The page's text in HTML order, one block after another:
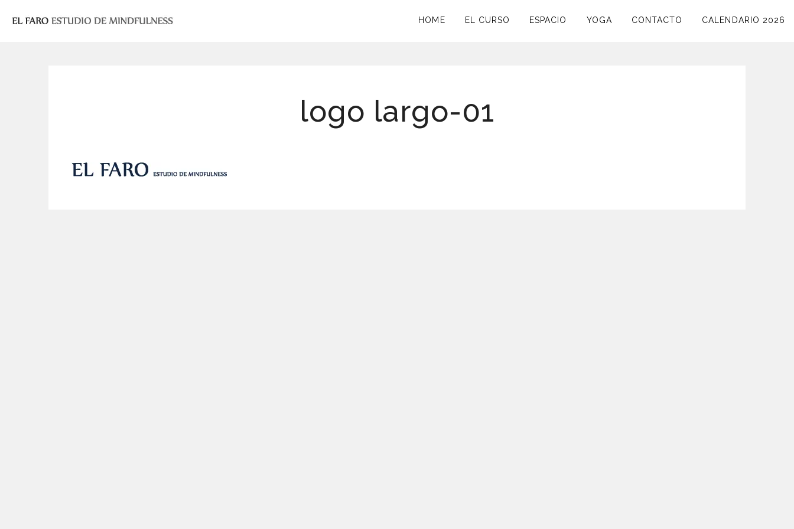
HOME EL CURSO ESPACIO YOGA CONTACTO CALENDARIO 2026
logo largo-01